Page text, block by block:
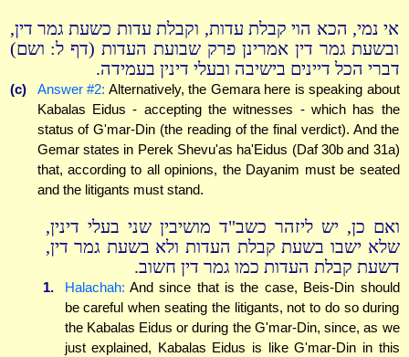
אי נמי, הכא הוי קבלת עדות, וקבלת עדות כשעת גמר דין,
ובשעת גמר דין אמרינן פרק שבועת העדות (דף ל: ושם)
דברי הכל דיינים בישיבה ובעלי דינין בעמידה.
(c) Answer #2: Alternatively, the Gemara here is speaking about
Kabalas Eidus - accepting the witnesses - which has the
status of G'mar-Din (the reading of the final verdict). And the
Gemar states in Perek Shevu'as ha'Eidus (Daf 30b and 31a)
that, according to all opinions, the Dayanim must be seated
and the litigants must stand.
ואם כן, יש ליזהר כשב"ד מושיבין שני בעלי דינין,
שלא ישבו בשעת קבלת העדות ולא בשעת גמר דין,
דשעת קבלת העדות כמו גמר דין חשוב.
1. Halachah: And since that is the case, Beis-Din should
be careful when seating the litigants, not to do so during
the Kabalas Eidus or during the G'mar-Din, since, as we
just explained, Kabalas Eidus is like G'mar-Din in this